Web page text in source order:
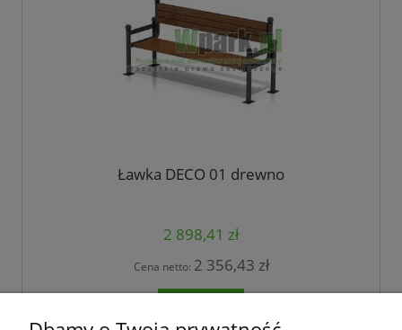
Ławka DECO 01 drewno
2 898,41 zł
Cena netto: 2 356,43 zł